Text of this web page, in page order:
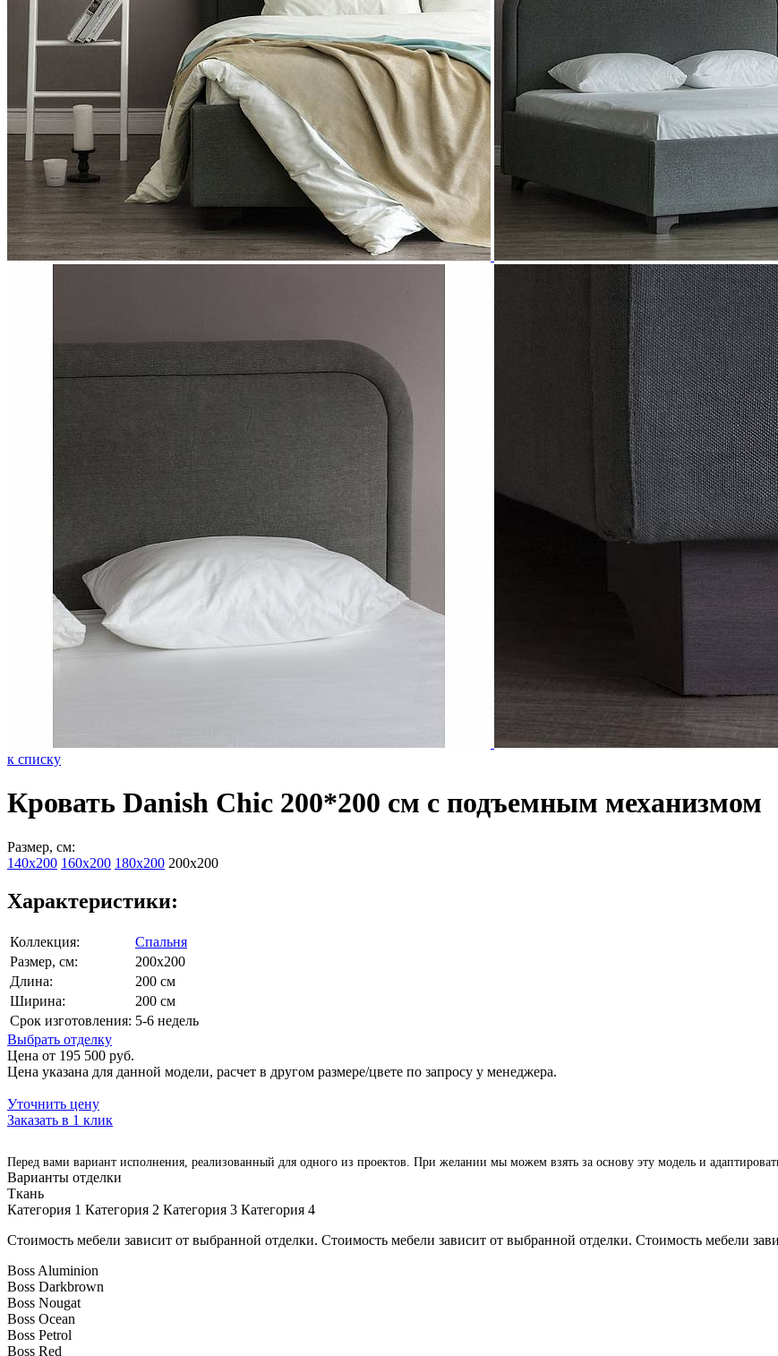
к списку
Кровать Danish Chic 200*200 см с подъемным механизмом
Размер, см:
140х200 160х200 180х200 200х200
Характеристики:
Коллекция:
Спальня
Размер, см:
200х200
Длина:
200 см
Ширина:
200 см
Срок изготовления: 5-6 недель
Выбрать отделку
Цена от 195 500 руб.
Цена указана для данной модели, расчет в другом размере/цвете по запросу у менеджера.
Уточнить цену
Заказать в 1 клик
Перед вами вариант исполнения, реализованный для одного из проектов. При желании мы можем взять за основу эту модель и
Варианты отделки
Ткань
Категория 1 Категория 2 Категория 3 Категория 4
Стоимость мебели зависит от выбранной отделки. Стоимость мебели зависит от выбранной отделки. Стоимость мебели
Boss Aluminion
Boss Darkbrown
Boss Nougat
Boss Ocean
Boss Petrol
Boss Red